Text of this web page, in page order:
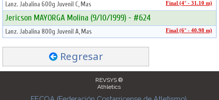
Lanz. Jabalina 600g Juvenil C, Mas Final (4° - 31.10 m)
Jericson MAYORGA Molina (9/10/1999) - #624
Lanz. Jabalina 800g Juvenil A, Mas Final (6° - 40.98 m)
Regresar
REVSYS ®
Athletics